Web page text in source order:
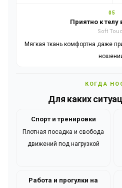
05
Приятно к телу
Soft
Мягкая ткань комфортна даже
КОГДА
Для каких
Спорт и тренировки
Плотная посадка и свобода
движений под нагрузкой
Работа и прогулки на